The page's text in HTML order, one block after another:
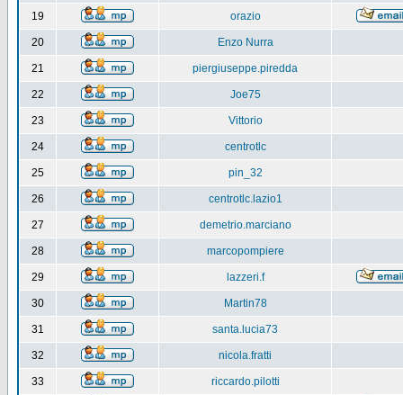
19 orazio
20 Enzo Nurra
21 piergiuseppe.piredda
22 Joe75
23 Vittorio
24 centrotlc
25 pin_32
26 centrotlc.lazio1
27 demetrio.marciano
28 marcopompiere
29 lazzeri.f
30 Martin78
31 santa.lucia73
32 nicola.fratti
33 riccardo.pilotti